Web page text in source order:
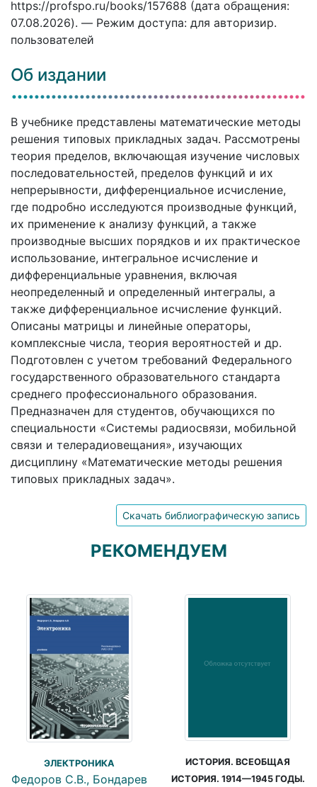
https://profspo.ru/books/157688 (дата обращения:
07.08.2026). — Режим доступа: для авторизир.
пользователей
Об издании
В учебнике представлены математические методы
решения типовых прикладных задач. Рассмотрены
теория пределов, включающая изучение числовых
последовательностей, пределов функций и их
непрерывности, дифференциальное исчисление,
где подробно исследуются производные функций,
их применение к анализу функций, а также
производные высших порядков и их практическое
использование, интегральное исчисление и
дифференциальные уравнения, включая
неопределенный и определенный интегралы, а
также дифференциальное исчисление функций.
Описаны матрицы и линейные операторы,
комплексные числа, теория вероятностей и др.
Подготовлен с учетом требований Федерального
государственного образовательного стандарта
среднего профессионального образования.
Предназначен для студентов, обучающихся по
специальности «Системы радиосвязи, мобильной
связи и телерадиовещания», изучающих
дисциплину «Математические методы решения
типовых прикладных задач».
Скачать библиографическую запись
РЕКОМЕНДУЕМ
ЭЛЕКТРОНИКА
Федоров С.В., Бондарев
ИСТОРИЯ. ВСЕОБЩАЯ
ИСТОРИЯ. 1914—1945 ГОДЫ.